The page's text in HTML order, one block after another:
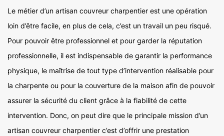
Le métier d’un artisan couvreur charpentier est une opération
loin d’être facile, en plus de cela, c’est un travail un peu risqué.
Pour pouvoir être professionnel et pour garder la réputation
professionnelle, il est indispensable de garantir la performance
physique, le maîtrise de tout type d’intervention réalisable pour
la charpente ou pour la couverture de la maison afin de pouvoir
assurer la sécurité du client grâce à la fiabilité de cette
intervention. Donc, on peut dire que le principale mission d’un
artisan couvreur charpentier c’est d’offrir une prestation